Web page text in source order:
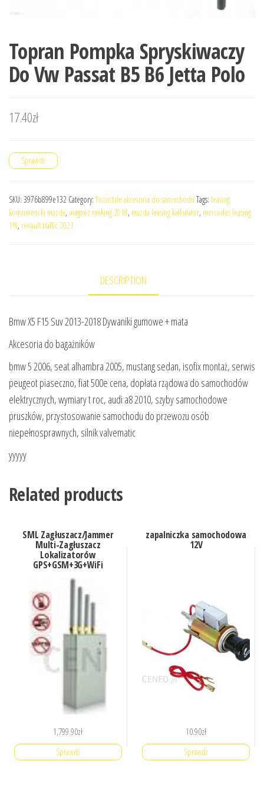
Topran Pompka Spryskiwaczy
Do Vw Passat B5 B6 Jetta Polo
17.40zł
Sprawdź
SKU: 3976b899e132 Category: Pozostałe akcesoria do samochodu Tags: leasing
konsumencki mazda, magnez ranking 2018, mazda leasing kalkulator, mercedes leasing
1%, renault traffic 2021
DESCRIPTION
Bmw X5 F15 Suv 2013-2018 Dywaniki gumowe + mata
Akcesoria do bagażników
bmw 5 2006, seat alhambra 2005, mustang sedan, isofix montaż, serwis
peugeot piaseczno, fiat 500e cena, dopłata rządowa do samochodów
elektrycznych, wymiary t roc, audi a8 2010, szyby samochodowe
pruszków, przystosowanie samochodu do przewozu osób
niepełnosprawnych, silnik valvematic
yyyyy
Related products
SML Zagłuszacz/Jammer
Multi-Zagłuszacz
Lokalizatorów
GPS+GSM+3G+WiFi
1,799.90zł
Sprawdź
zapalniczka samochodowa
12V
10.90zł
Sprawdź